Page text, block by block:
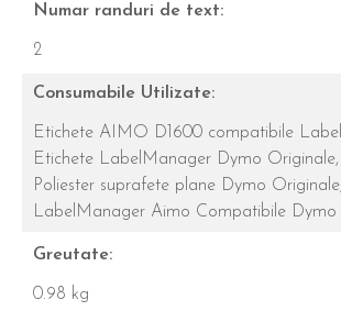
Numar randuri de text:
2
Consumabile Utilizate:
Etichete AIMO D1600 compatibile
Etichete LabelManager Dymo Originale,
Poliester suprafete plane Dymo Originale,
LabelManager Aimo Compatibile Dymo
Greutate:
0.98 kg